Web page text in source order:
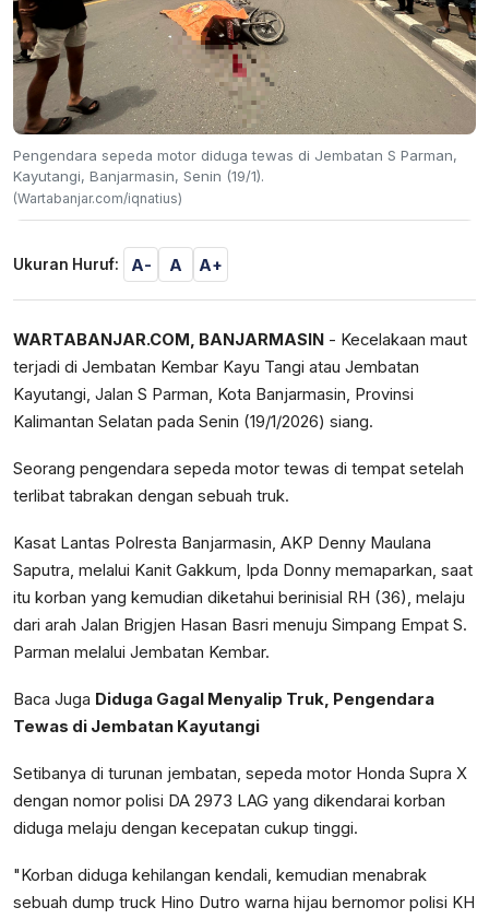
Pengendara sepeda motor diduga tewas di Jembatan S Parman,
Kayutangi, Banjarmasin, Senin (19/1).
(Wartabanjar.com/iqnatius)
Ukuran Huruf: A- A A+
WARTABANJAR.COM, BANJARMASIN - Kecelakaan maut
terjadi di Jembatan Kembar Kayu Tangi atau Jembatan
Kayutangi, Jalan S Parman, Kota Banjarmasin, Provinsi
Kalimantan Selatan pada Senin (19/1/2026) siang.
Seorang pengendara sepeda motor tewas di tempat setelah
terlibat tabrakan dengan sebuah truk.
Kasat Lantas Polresta Banjarmasin, AKP Denny Maulana
Saputra, melalui Kanit Gakkum, Ipda Donny memaparkan, saat
itu korban yang kemudian diketahui berinisial RH (36), melaju
dari arah Jalan Brigjen Hasan Basri menuju Simpang Empat S.
Parman melalui Jembatan Kembar.
Baca Juga Diduga Gagal Menyalip Truk, Pengendara
Tewas di Jembatan Kayutangi
Setibanya di turunan jembatan, sepeda motor Honda Supra X
dengan nomor polisi DA 2973 LAG yang dikendarai korban
diduga melaju dengan kecepatan cukup tinggi.
"Korban diduga kehilangan kendali, kemudian menabrak
sebuah dump truck Hino Dutro warna hijau bernomor polisi KH